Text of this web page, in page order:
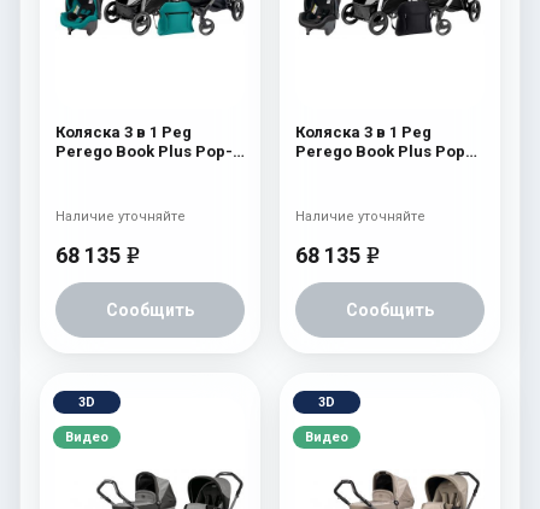
Коляска 3 в 1 Peg
Perego Book Plus Pop-
Pop-Up Completo)
Aquamarine
68 135 e
Сообщить
Наличие уточняйте
Коляска 3 в 1 Peg
Perego Book Plus Pop
Pop-Up Completo) Onyx
68 135 e
Сообщить
Наличие уточняйте
3D
Видео
3D
Видео